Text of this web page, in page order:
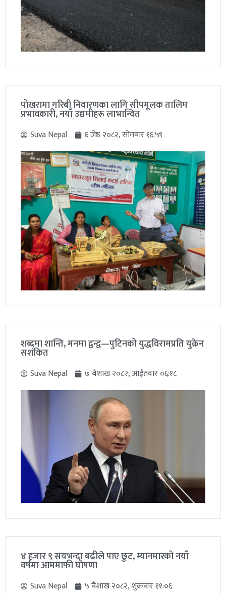
पोखरामा गरिबी निवारणका लागि सीपमूलक तालिम
प्रभावकारी, नयाँ उद्यमीहरू लाभान्वित
Suva Nepal ६ जेष्ठ २०८२, सोमबार १६:५९
शब्दमा शान्ति, मनमा द्वन्द्व—पुटिनको युद्धविरामप्रति युक्रेन
सशंकित
Suva Nepal ७ बैशाख २०८२, आईतवार ०६:१८
४ हजार ९ सयभन्दा बढीले पाए छुट, म्यानमारको नयाँ
वर्षमा आममाफी घोषणा
Suva Nepal ५ बैशाख २०८२, शुक्रबार ११:०६